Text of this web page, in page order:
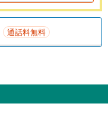
通話料無料